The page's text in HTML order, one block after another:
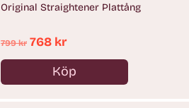
Original Straightener Plattång
Ordinarie
pris
799 kr 768 kr
Köp
Antal